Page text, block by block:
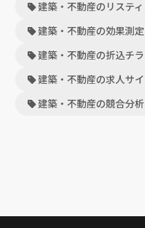
建築・不動産のリステ
建築・不動産の効果測定
建築・不動産の折込チ
建築・不動産の求人サ
建築・不動産の競合分析